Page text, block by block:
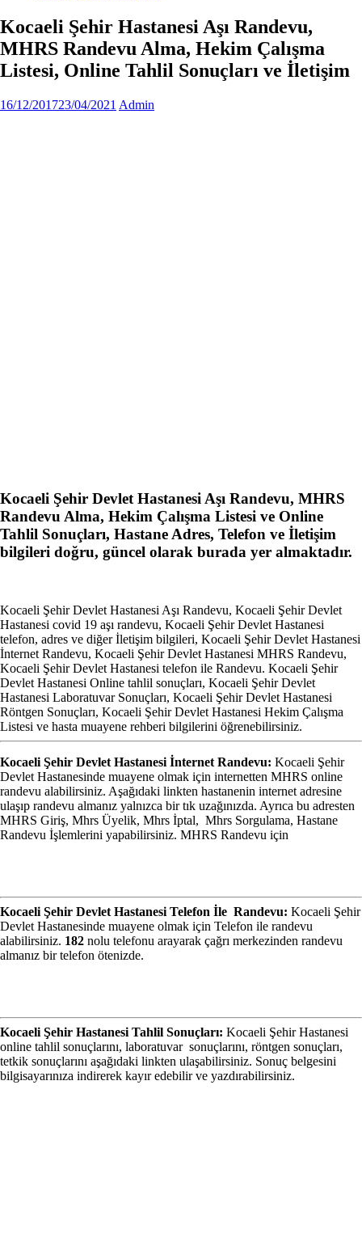
Kocaeli Şehir Hastanesi Aşı Randevu,
MHRS Randevu Alma, Hekim Çalışma
Listesi, Online Tahlil Sonuçları ve İletişim
16/12/201723/04/2021 Admin
Kocaeli Şehir Devlet Hastanesi Aşı Randevu, MHRS
Randevu Alma, Hekim Çalışma Listesi ve Online
Tahlil Sonuçları, Hastane Adres, Telefon ve İletişim
bilgileri doğru, güncel olarak burada yer almaktadır.
Kocaeli Şehir Devlet Hastanesi Aşı Randevu, Kocaeli Şehir Devlet
Hastanesi covid 19 aşı randevu, Kocaeli Şehir Devlet Hastanesi
telefon, adres ve diğer İletişim bilgileri, Kocaeli Şehir Devlet Hastanesi
İnternet Randevu, Kocaeli Şehir Devlet Hastanesi MHRS Randevu,
Kocaeli Şehir Devlet Hastanesi telefon ile Randevu. Kocaeli Şehir
Devlet Hastanesi Online tahlil sonuçları, Kocaeli Şehir Devlet
Hastanesi Laboratuvar Sonuçları, Kocaeli Şehir Devlet Hastanesi
Röntgen Sonuçları, Kocaeli Şehir Devlet Hastanesi Hekim Çalışma
Listesi ve hasta muayene rehberi bilgilerini öğrenebilirsiniz.
Kocaeli Şehir Devlet Hastanesi İnternet Randevu: Kocaeli Şehir
Devlet Hastanesinde muayene olmak için internetten MHRS online
randevu alabilirsiniz. Aşağıdaki linkten hastanenin internet adresine
ulaşıp randevu almanız yalnızca bir tık uzağınızda. Ayrıca bu adresten
MHRS Giriş, Mhrs Üyelik, Mhrs İptal, Mhrs Sorgulama, Hastane
Randevu İşlemlerini yapabilirsiniz. MHRS Randevu için
Kocaeli Şehir Devlet Hastanesi Telefon İle Randevu: Kocaeli Şehir
Devlet Hastanesinde muayene olmak için Telefon ile randevu
alabilirsiniz. 182 nolu telefonu arayarak çağrı merkezinden randevu
almanız bir telefon ötenizde.
Kocaeli Şehir Hastanesi Tahlil Sonuçları: Kocaeli Şehir Hastanesi
online tahlil sonuçlarını, laboratuvar sonuçlarını, röntgen sonuçları,
tetkik sonuçlarını aşağıdaki linkten ulaşabilirsiniz. Sonuç belgesini
bilgisayarınıza indirerek kayır edebilir ve yazdırabilirsiniz.